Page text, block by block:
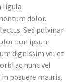
ligula
dolor.
Sed pulvinar
non ipsum
dignissim vel et
ac nunc vel
posuere mauris.